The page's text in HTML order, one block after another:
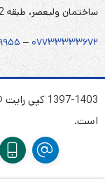
ساختمان ولیعصر، طبقه 2، واحد 4
۰۷۷۳۳۳۳۳۶۷۲ –
1397-1403 کپی رایت © تمامی حقوق مادی و معنوی متعلق به
است.